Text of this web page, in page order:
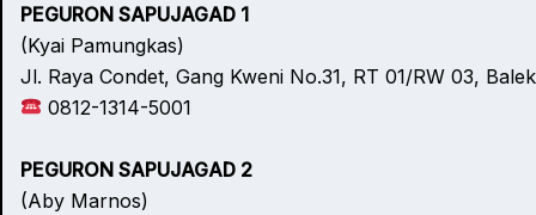
PEGURON SAPUJAGAD 1
(Kyai Pamungkas)
Jl. Raya Condet, Gang Kweni No.31, RT 01/RW 03,
0812-1314-5001
PEGURON SAPUJAGAD 2
(Aby Marnos)